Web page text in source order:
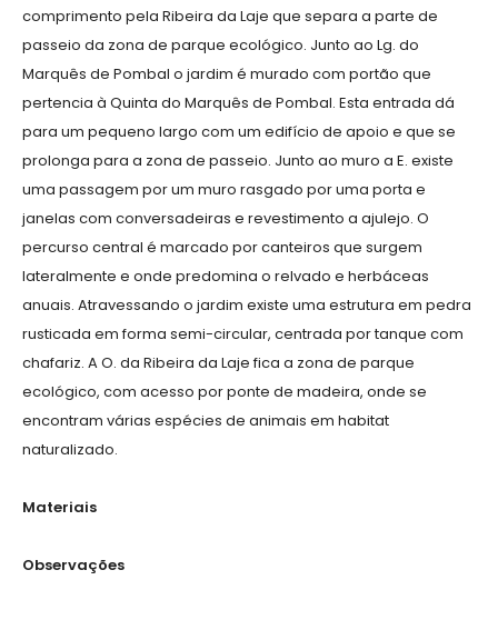
comprimento pela Ribeira da Laje que separa a parte de
passeio da zona de parque ecológico. Junto ao Lg. do
Marquês de Pombal o jardim é murado com portão que
pertencia à Quinta do Marquês de Pombal. Esta entrada dá
para um pequeno largo com um edifício de apoio e que se
prolonga para a zona de passeio. Junto ao muro a E. existe
uma passagem por um muro rasgado por uma porta e
janelas com conversadeiras e revestimento a ajulejo. O
percurso central é marcado por canteiros que surgem
lateralmente e onde predomina o relvado e herbáceas
anuais. Atravessando o jardim existe uma estrutura em pedra
rusticada em forma semi-circular, centrada por tanque com
chafariz. A O. da Ribeira da Laje fica a zona de parque
ecológico, com acesso por ponte de madeira, onde se
encontram várias espécies de animais em habitat
naturalizado.
Materiais
Observações